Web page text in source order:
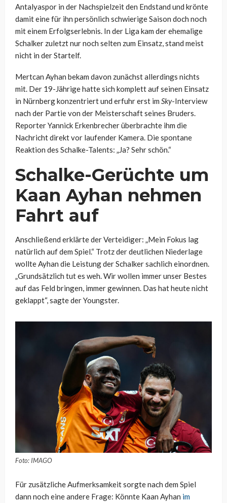
Antalyaspor in der Nachspielzeit den Endstand und krönte
damit eine für ihn persönlich schwierige Saison doch noch
mit einem Erfolgserlebnis. In der Liga kam der ehemalige
Schalker zuletzt nur noch selten zum Einsatz, stand meist
nicht in der Startelf.
Mertcan Ayhan bekam davon zunächst allerdings nichts
mit. Der 19-Jährige hatte sich komplett auf seinen Einsatz
in Nürnberg konzentriert und erfuhr erst im Sky-Interview
nach der Partie von der Meisterschaft seines Bruders.
Reporter Yannick Erkenbrecher überbrachte ihm die
Nachricht direkt vor laufender Kamera. Die spontane
Reaktion des Schalke-Talents: „Ja? Sehr schön.“
Schalke-Gerüchte um
Kaan Ayhan nehmen
Fahrt auf
Anschließend erklärte der Verteidiger: „Mein Fokus lag
natürlich auf dem Spiel.“ Trotz der deutlichen Niederlage
wollte Ayhan die Leistung der Schalker sachlich einordnen.
„Grundsätzlich tut es weh. Wir wollen immer unser Bestes
auf das Feld bringen, immer gewinnen. Das hat heute nicht
geklappt“, sagte der Youngster.
Foto: IMAGO
Für zusätzliche Aufmerksamkeit sorgte nach dem Spiel
dann noch eine andere Frage: Könnte Kaan Ayhan im